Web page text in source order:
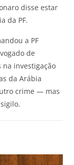
disse estar
da PF.
a PF
de
na investigação
da Arábia
crime — mas